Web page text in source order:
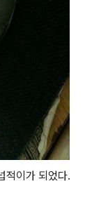
적이가 되었다.